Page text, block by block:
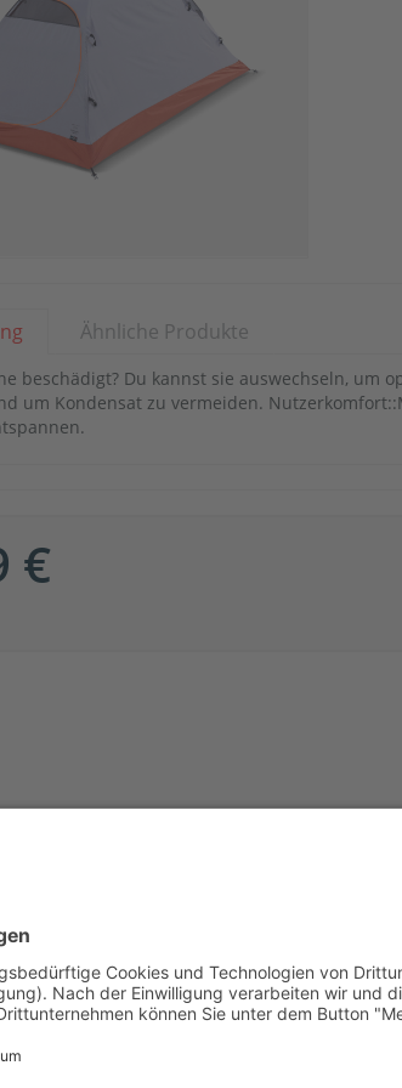
Ähnliche Produkte
beschädigt? Du kannst sie auswechseln, um
um Kondensat zu vermeiden.
€